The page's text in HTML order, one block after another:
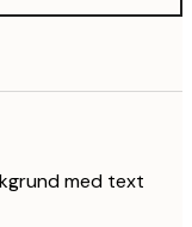
med text